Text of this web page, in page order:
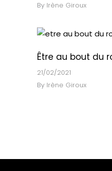
By Irène Giroux
Être au bout du
21/02/2021
By Irène Giroux